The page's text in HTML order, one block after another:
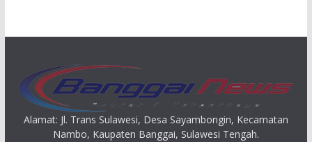
Alamat: Jl. Trans Sulawesi, Desa Sayambongin, Kecamatan
Nambo, Kaupaten Banggai, Sulawesi Tengah.